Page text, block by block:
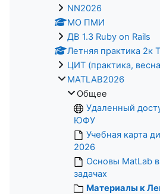
NN2026
МО ПМИ
ДВ 1.3 Ruby on Rails
Летняя практика 2к
ЦИТ (практика,
MATLAB2026
Общее
Удаленный
ЮФУ
Учебная карта
2026
Основы MatLab
задачах
Материалы к